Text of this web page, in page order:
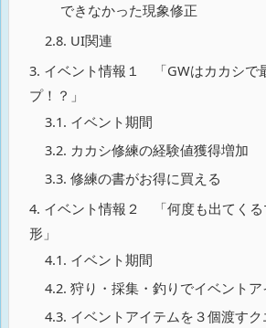
できなかった現象修正
2.8. UI関連
3. イベント情報１ 「GWはカカシで
プ！？」
3.1. イベント期間
3.2. カカシ修練の経験値獲得増加
3.3. 修練の書がお得に買える
4. イベント情報２ 「何度も出てくる
形」
4.1. イベント期間
4.2. 狩り・採集・釣りでイベント
4.3. イベントアイテムを３個渡すク